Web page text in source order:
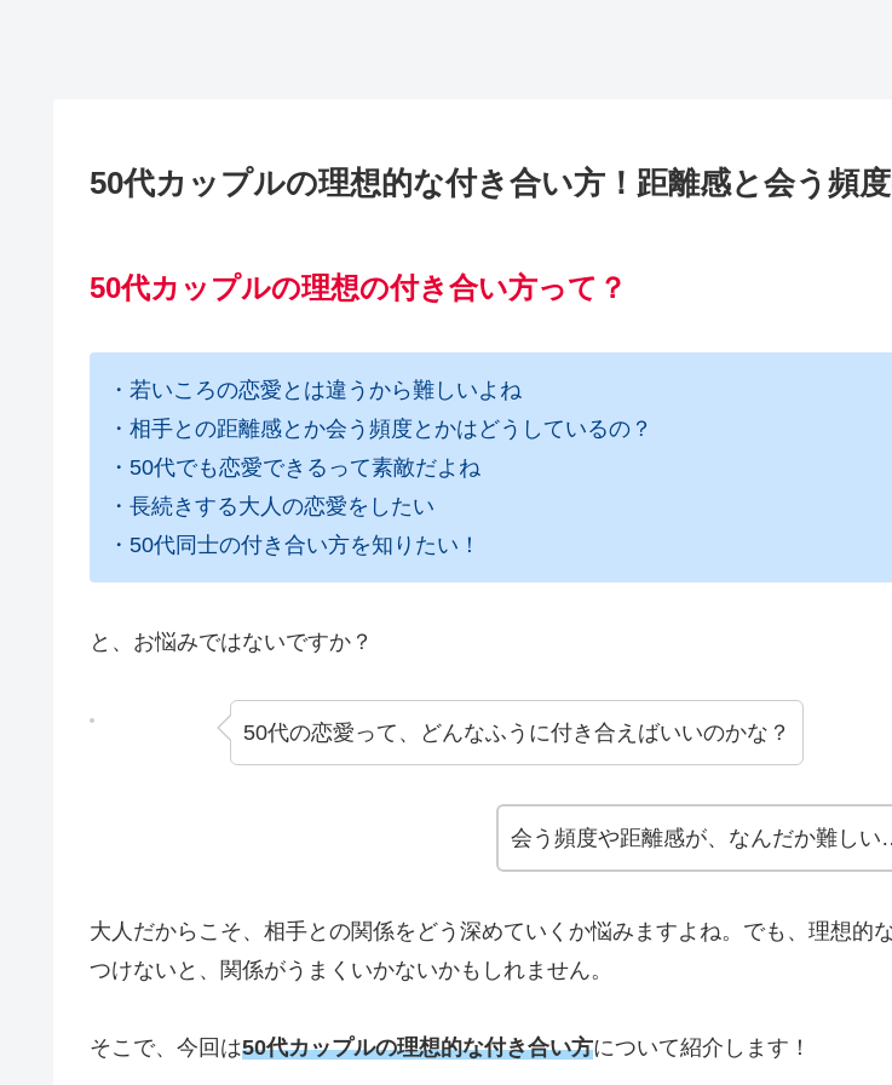
50代カップルの理想的な付き合い方！距離感と会う頻
50代カップルの理想の付き合い方って？
・若いころの恋愛とは違うから難しいよね
・相手との距離感とか会う頻度とかはどうしているの？
・50代でも恋愛できるって素敵だよね
・長続きする大人の恋愛をしたい
・50代同士の付き合い方を知りたい！
と、お悩みではないですか？
50代の恋愛って、どんなふうに付き合えばいいのかな？
会う頻度や距離感が、なんだか難し
大人だからこそ、相手との関係をどう深めていくか悩みますよね。でも、理想的
つけないと、関係がうまくいかないかもしれません。
そこで、今回は50代カップルの理想的な付き合い方について紹介します！